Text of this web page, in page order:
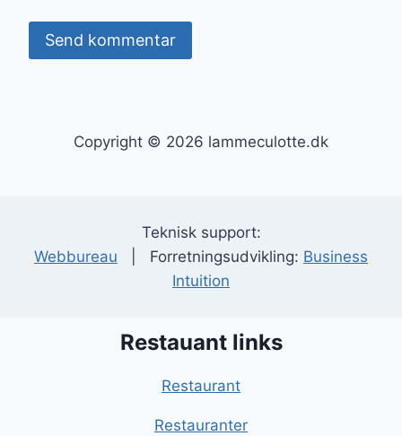
Copyright © 2026 lammeculotte.dk
Teknisk support:
Webbureau | Forretningsudvikling: Business
Intuition
Restauant links
Restaurant
Restauranter